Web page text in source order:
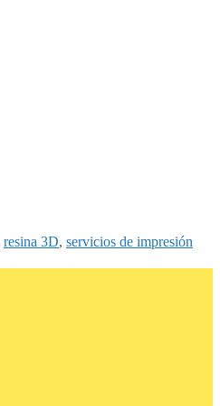
resina 3D, servicios de impresión